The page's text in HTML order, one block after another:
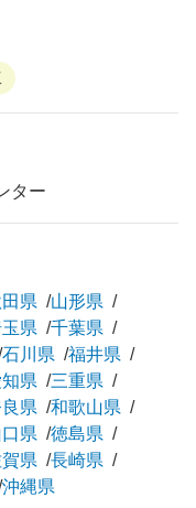
ター
県
山形県
県
千葉県
石川県
福井県
県
三重県
県
和歌山県
県
徳島県
県
長崎県
沖縄県